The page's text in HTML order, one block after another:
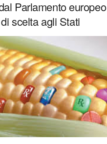
Parlamento europeo
scelta agli Stati